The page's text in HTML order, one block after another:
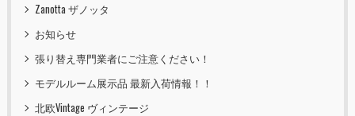
Zanotta ザノッタ
お知らせ
張り替え専門業者にご注意ください！
モデルルーム展示品 最新入荷情報！！
北欧Vintage ヴィンテージ